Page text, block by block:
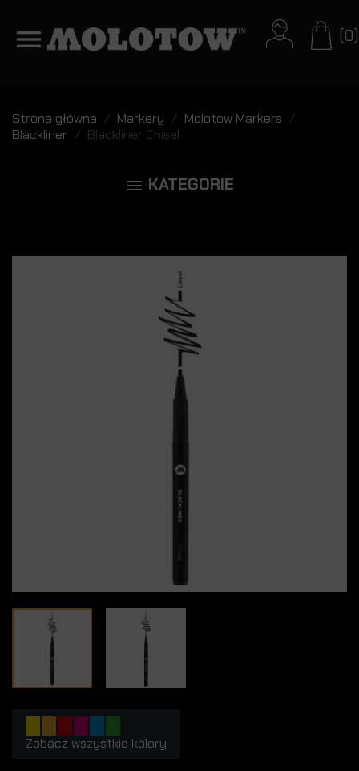
(0)
Strona główna Markery
Molotow Markers
Blackliner
Blackliner Chisel
 KATEGORIE
Zobacz wszystkie kolory